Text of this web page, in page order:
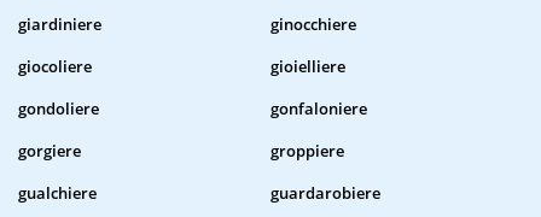
giardiniere
ginocchiere
giocoliere
gioielliere
gondoliere
gonfaloniere
gorgiere
groppiere
gualchiere
guardarobiere